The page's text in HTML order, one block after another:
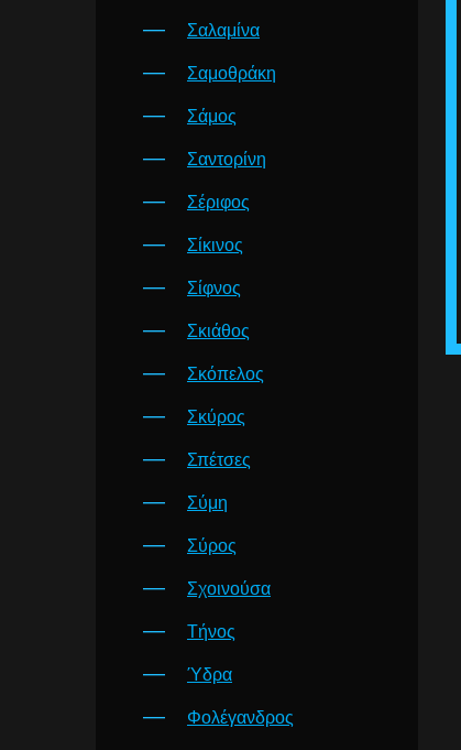
Σαλαμίνα
Σαμοθράκη
Σάμος
Σαντορίνη
Σέριφος
Σίκινος
Σίφνος
Σκιάθος
Σκόπελος
Σκύρος
Σπέτσες
Σύμη
Σύρος
Σχοινούσα
Τήνος
Ύδρα
Φολέγανδρος